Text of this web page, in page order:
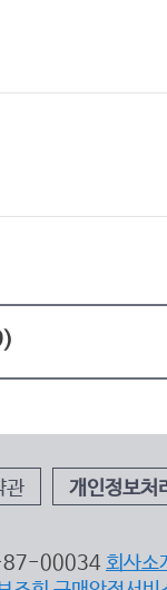
)
관 개인정보처
87-00034회사소